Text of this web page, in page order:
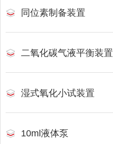
同位素制备装置
二氧化碳气液平衡装置
湿式氧化小试装置
10ml液体泵